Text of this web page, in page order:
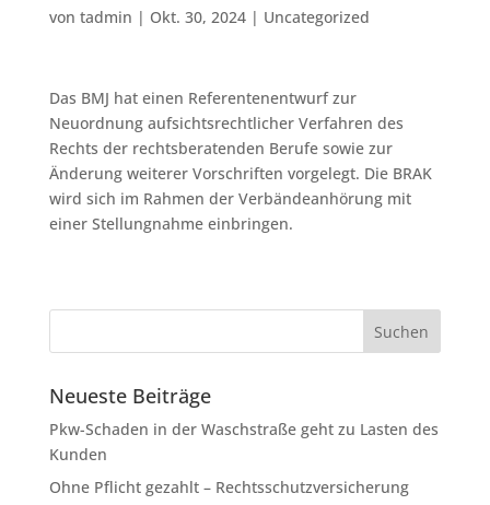
von tadmin | Okt. 30, 2024| Uncategorized
Das BMJ hat einen Referentenentwurf zur
Neuordnung aufsichtsrechtlicher Verfahren des
Rechts der rechtsberatenden Berufe sowie zur
Änderung weiterer Vorschriften vorgelegt. Die BRAK
wird sich im Rahmen der Verbändeanhörung mit
einer Stellungnahme einbringen.
Neueste Beiträge
Pkw-Schaden in der Waschstraße geht zu Lasten des
Kunden
Ohne Pflicht gezahlt – Rechtsschutzversicherung